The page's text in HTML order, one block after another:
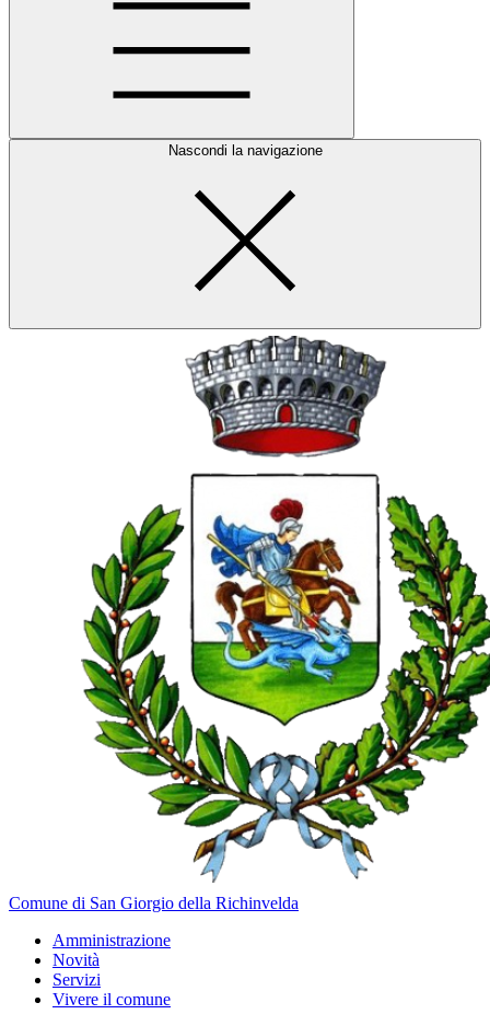
Nascondi la navigazione
Comune di San Giorgio della Richinvelda
Amministrazione
Novità
Servizi
Vivere il comune